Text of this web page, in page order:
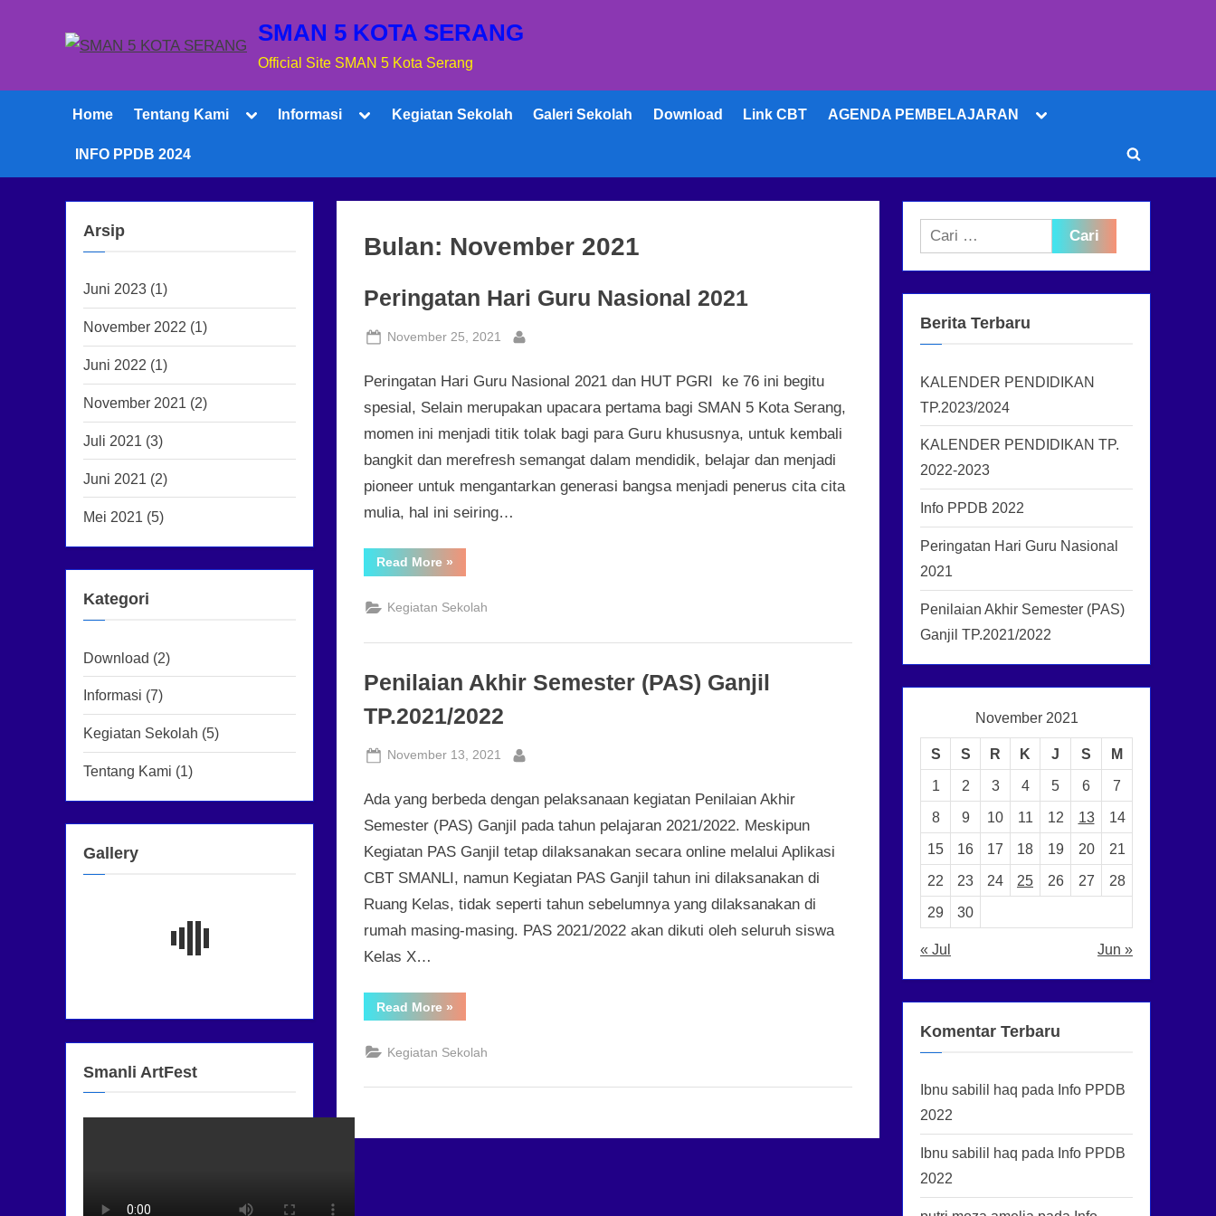
SMAN 5 KOTA SERANG
Official Site SMAN 5 Kota Serang
Home Tentang Kami
Toggle
sub-
Informasi
ToggleKegiatan Sekolah Galeri Sekolah Download Link CBT AGENDA PEMBELAJARAN
Toggle
INFO PPDB 2024
Toggle
Bulan: November 2021
Peringatan Hari Guru Nasional 2021
Posted
November 25, 2021
Peringatan Hari Guru Nasional 2021 dan HUT PGRI ke 76 ini begitu
spesial, Selain merupakan upacara pertama bagi SMAN 5 Kota Serang,
momen ini menjadi titik tolak bagi para Guru khususnya, untuk kembali
bangkit dan merefresh semangat dalam mendidik, belajar dan menjadi
pioneer untuk mengantarkan generasi bangsa menjadi penerus cita cita
mulia, hal ini seiring…
Read More“Peringatan
Hari
Nasional
2021”
»
Kegiatan Sekolah
Penilaian Akhir Semester (PAS) Ganjil
TP.2021/2022
Posted
November 13, 2021
Ada yang berbeda dengan pelaksanaan kegiatan Penilaian Akhir
Semester (PAS) Ganjil pada tahun pelajaran 2021/2022. Meskipun
Kegiatan PAS Ganjil tetap dilaksanakan secara online melalui Aplikasi
CBT SMANLI, namun Kegiatan PAS Ganjil tahun ini dilaksanakan di
Ruang Kelas, tidak seperti tahun sebelumnya yang dilaksanakan di
rumah masing-masing. PAS 2021/2022 akan dikuti oleh seluruh siswa
Kelas X…
Read More“Penilaian
Akhir
Ganjil
»
Kegiatan Sekolah
Arsip
Juni 2023 (1)
November 2022 (1)
Juni 2022 (1)
November 2021 (2)
Juli 2021 (3)
Juni 2021 (2)
Mei 2021 (5)
Kategori
Download (2)
Informasi (7)
Kegiatan Sekolah (5)
Tentang Kami (1)
Gallery
Smanli ArtFest
Cari
untuk:
Berita Terbaru
KALENDER PENDIDIKAN
TP.2023/2024
KALENDER PENDIDIKAN TP.
2022-2023
Info PPDB 2022
Peringatan Hari Guru Nasional
2021
Penilaian Akhir Semester (PAS)
Ganjil TP.2021/2022
November 2021
S S R K J S
M
1
2 3 4 5 6
7
8
9 10 11 12 13
14
15
16 17 18 19 20
21
22
23 24 25 26 27
28
29
30
« Jul Jun »
Komentar Terbaru
Ibnu sabilil haq pada Info PPDB
2022
Ibnu sabilil haq pada Info PPDB
2022